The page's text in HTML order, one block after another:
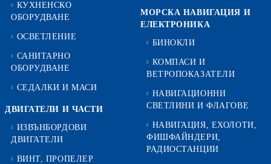
КУХНЕНСКО
ОБОРУДВАНЕ
ОСВЕТЛЕНИЕ
САНИТАРНО
ОБОРУДВАНЕ
СЕДАЛКИ И МАСИ
ДВИГАТЕЛИ И ЧАСТИ
ИЗВЪНБОРДОВИ
ДВИГАТЕЛИ
ВИНТ, ПРОПЕЛЕР
МОРСКА НАВИГАЦИЯ И
ЕЛЕКТРОНИКА
БИНОКЛИ
КОМПАСИ И
ВЕТРОПОКАЗАТЕЛИ
НАВИГАЦИОННИ
СВЕТЛИНИ И ФЛАГОВЕ
НАВИГАЦИЯ, ЕХОЛОТИ,
ФИШФАЙНДЕРИ,
РАДИОСТАНЦИИ